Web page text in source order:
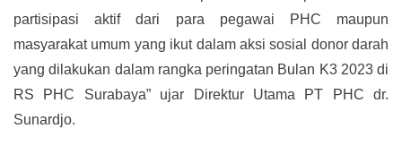
partisipasi aktif dari para pegawai PHC maupun
masyarakat umum yang ikut dalam aksi sosial donor darah
yang dilakukan dalam rangka peringatan Bulan K3 2023 di
RS PHC Surabaya” ujar Direktur Utama PT PHC dr.
Sunardjo.